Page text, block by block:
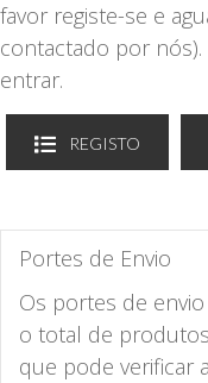
favor registe-se e
contactado por
entrar.
REGISTO
Portes de Envio
Os portes de
o total de
que pode verificar